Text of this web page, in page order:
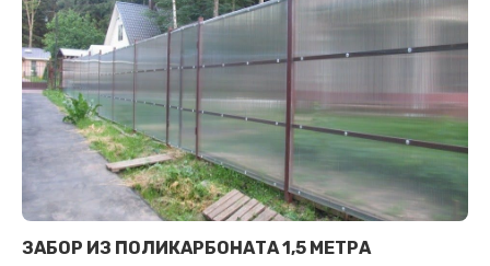
ЗАБОР ИЗ ПОЛИКАРБОНАТА 1,5 МЕТРА